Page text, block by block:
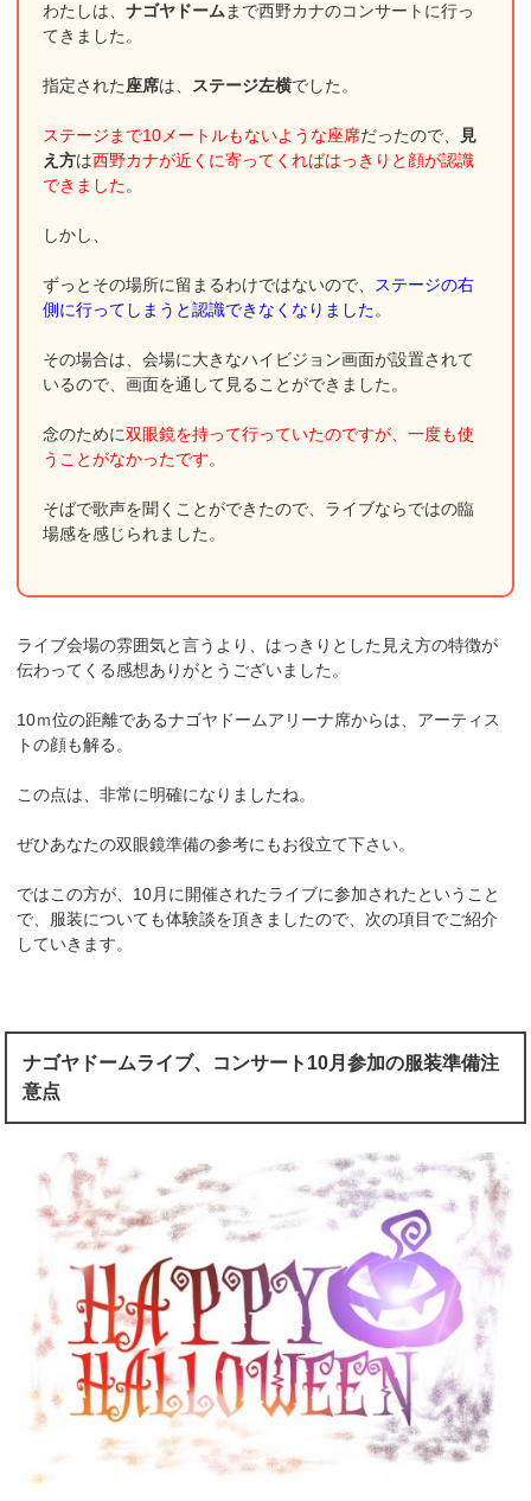
わたしは、ナゴヤドーム まで西野カナのコンサートに行っ
てきました。
指定された座席は、 ステージ左横でした。
ステージまで10メートルもないような座席だったので、
見
え方は西野カナが近くに寄ってくればはっきりと顔が認識
できました。
しかし、
ずっとその場所に留まるわけではないので、 ステージの右
側に行ってしまうと認識できなくなりました。
その場合は、会場に大きなハイビジョン画面が設置されて
いるので、画面を通して見ることができました。
念のために双眼鏡を持って行っていたのですが、一度も使
うことがなかったです。
そばで歌声を聞くことができたので、ライブならではの臨
場感を感じられました。
ライブ会場の雰囲気と言うより、はっきりとした見え方の特徴が
伝わってくる感想ありがとうございました。
10ｍ位の距離であるナゴヤドームアリーナ席からは、アーティス
トの顔も解る。
この点は、非常に明確になりましたね。
ぜひあなたの双眼鏡準備の参考にもお役立て下さい。
ではこの方が、10月に開催されたライブに参加されたということ
で、服装についても体験談を頂きましたので、次の項目でご紹介
していきます。
ナゴヤドームライブ、コンサート10月参加の服装準備注
意点